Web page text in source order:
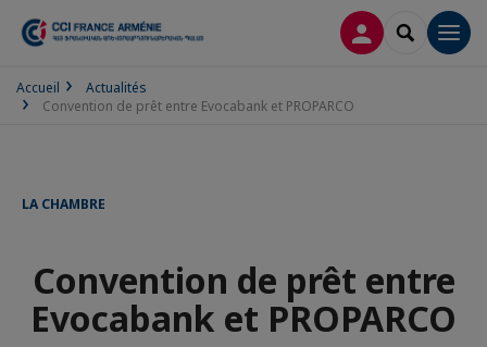
CONNEXION
Accueil
Actualités
Convention de prêt entre Evocabank et PROPARCO
LA CHAMBRE
Convention de prêt entre
Evocabank et PROPARCO